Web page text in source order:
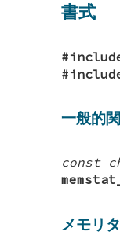
書式
一般的
const
メモリ